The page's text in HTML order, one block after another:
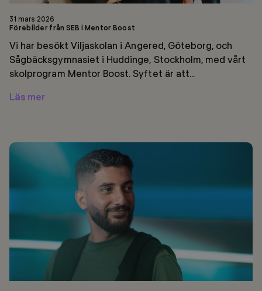
31 mars 2026
Förebilder från SEB i Mentor Boost
Vi har besökt Viljaskolan i Angered, Göteborg, och
Sågbäcksgymnasiet i Huddinge, Stockholm, med vårt
skolprogram Mentor Boost. Syftet är att...
Läs mer
Aminn
på
medverkan
Mentor